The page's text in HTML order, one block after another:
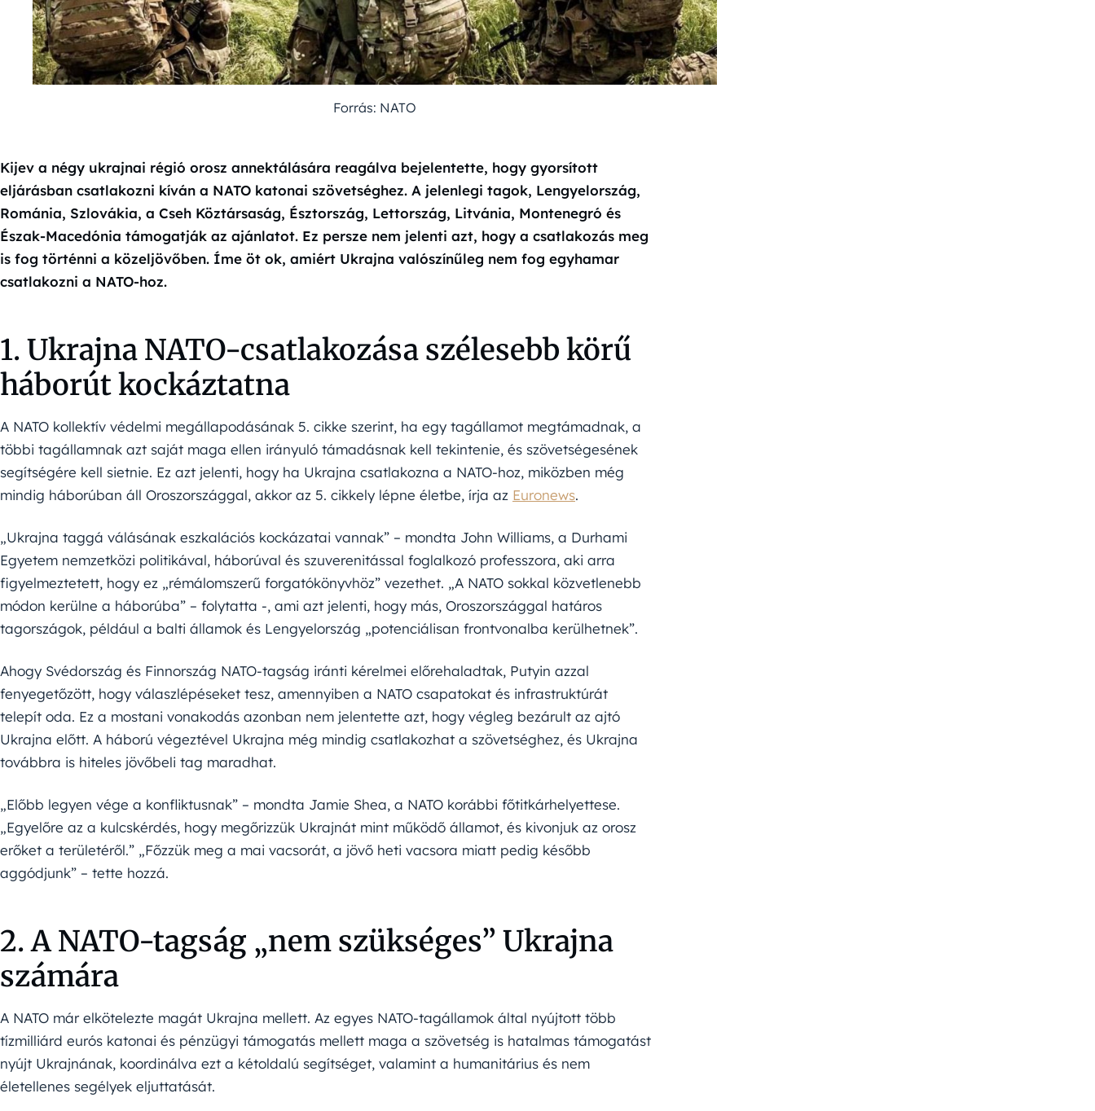
Forrás: NATO
Kijev a négy ukrajnai régió orosz annektálására reagálva bejelentette, hogy gyorsított
eljárásban csatlakozni kíván a NATO katonai szövetséghez. A jelenlegi tagok, Lengyelország,
Románia, Szlovákia, a Cseh Köztársaság, Észtország, Lettország, Litvánia, Montenegró és
Észak-Macedónia támogatják az ajánlatot. Ez persze nem jelenti azt, hogy a csatlakozás meg
is fog történni a közeljövőben. Íme öt ok, amiért Ukrajna valószínűleg nem fog egyhamar
csatlakozni a NATO-hoz.
1. Ukrajna NATO-csatlakozása szélesebb körű
háborút kockáztatna
A NATO kollektív védelmi megállapodásának 5. cikke szerint, ha egy tagállamot megtámadnak, a
többi tagállamnak azt saját maga ellen irányuló támadásnak kell tekintenie, és szövetségesének
segítségére kell sietnie. Ez azt jelenti, hogy ha Ukrajna csatlakozna a NATO-hoz, miközben még
mindig háborúban áll Oroszországgal, akkor az 5. cikkely lépne életbe, írja az Euronews.
„Ukrajna taggá válásának eszkalációs kockázatai vannak” – mondta John Williams, a Durhami
Egyetem nemzetközi politikával, háborúval és szuverenitással foglalkozó professzora, aki arra
figyelmeztetett, hogy ez „rémálomszerű forgatókönyvhöz” vezethet. „A NATO sokkal közvetlenebb
módon kerülne a háborúba” – folytatta -, ami azt jelenti, hogy más, Oroszországgal határos
tagországok, például a balti államok és Lengyelország „potenciálisan frontvonalba kerülhetnek”.
Ahogy Svédország és Finnország NATO-tagság iránti kérelmei előrehaladtak, Putyin azzal
fenyegetőzött, hogy válaszlépéseket tesz, amennyiben a NATO csapatokat és infrastruktúrát
telepít oda. Ez a mostani vonakodás azonban nem jelentette azt, hogy végleg bezárult az ajtó
Ukrajna előtt. A háború végeztével Ukrajna még mindig csatlakozhat a szövetséghez, és Ukrajna
továbbra is hiteles jövőbeli tag maradhat.
„Előbb legyen vége a konfliktusnak” – mondta Jamie Shea, a NATO korábbi főtitkárhelyettese.
„Egyelőre az a kulcskérdés, hogy megőrizzük Ukrajnát mint működő államot, és kivonjuk az orosz
erőket a területéről.” „Főzzük meg a mai vacsorát, a jövő heti vacsora miatt pedig később
aggódjunk” – tette hozzá.
2. A NATO-tagság „nem szükséges” Ukrajna
számára
A NATO már elkötelezte magát Ukrajna mellett. Az egyes NATO-tagállamok által nyújtott több
tízmilliárd eurós katonai és pénzügyi támogatás mellett maga a szövetség is hatalmas támogatást
nyújt Ukrajnának, koordinálva ezt a kétoldalú segítséget, valamint a humanitárius és nem
életellenes segélyek eljuttatását.